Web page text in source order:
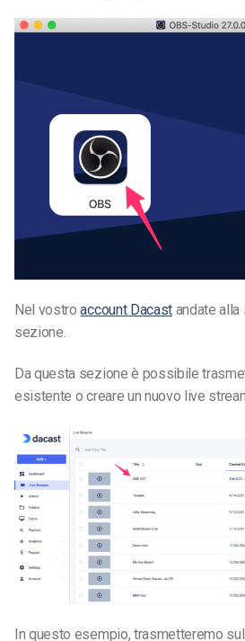
Nel vostroaccount Dacast andate
sezione.
Da questa sezione è possibile
esistente o creare un nuovo live
In questo esempio, trasmetteremo